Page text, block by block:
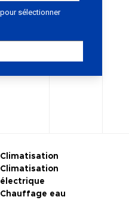
Climatisation
Climatisation
électrique
Chauffage eau